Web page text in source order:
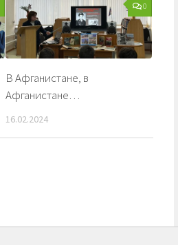
0
В Афганистане, в
Афганистане…
16.02.2024